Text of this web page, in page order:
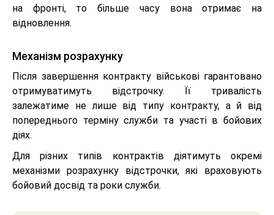
на фронті, то більше часу вона отримає на
відновлення.
Механізм розрахунку
Після завершення контракту військові гарантовано
отримуватимуть відстрочку. Її тривалість
залежатиме не лише від типу контракту, а й від
попереднього терміну служби та участі в бойових
діях.
Для різних типів контрактів діятимуть окремі
механізми розрахунку відстрочки, які враховують
бойовий досвід та роки служби.